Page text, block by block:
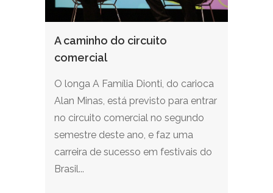
A caminho do circuito
comercial
O longa A Família Dionti, do carioca
Alan Minas, está previsto para entrar
no circuito comercial no segundo
semestre deste ano, e faz uma
carreira de sucesso em festivais do
Brasil...